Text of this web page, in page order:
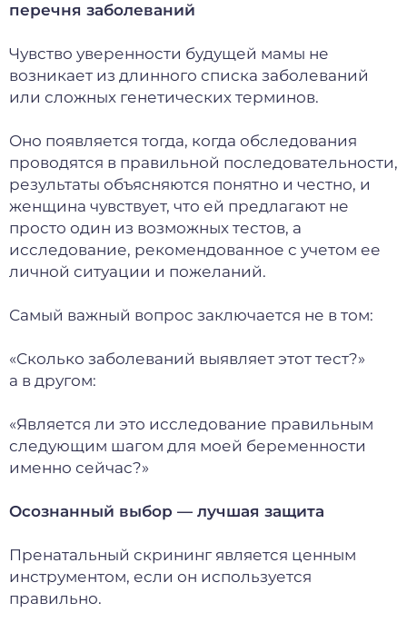
перечня заболеваний
Чувство уверенности будущей мамы не
возникает из длинного списка заболеваний
или сложных генетических терминов.
Оно появляется тогда, когда обследования
проводятся в правильной последовательности,
результаты объясняются понятно и честно, и
женщина чувствует, что ей предлагают не
просто один из возможных тестов, а
исследование, рекомендованное с учетом ее
личной ситуации и пожеланий.
Самый важный вопрос заключается не в том:
«Сколько заболеваний выявляет этот тест?»
а в другом:
«Является ли это исследование правильным
следующим шагом для моей беременности
именно сейчас?»
Осознанный выбор — лучшая защита
Пренатальный скрининг является ценным
инструментом, если он используется
правильно.